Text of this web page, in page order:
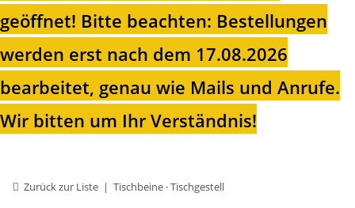
geöffnet! Bitte beachten: Bestellungen
werden erst nach dem 17.08.2026
bearbeitet, genau wie Mails und Anrufe.
Wir bitten um Ihr Verständnis!
Zurück zur Liste Tischbeine · Tischgestell